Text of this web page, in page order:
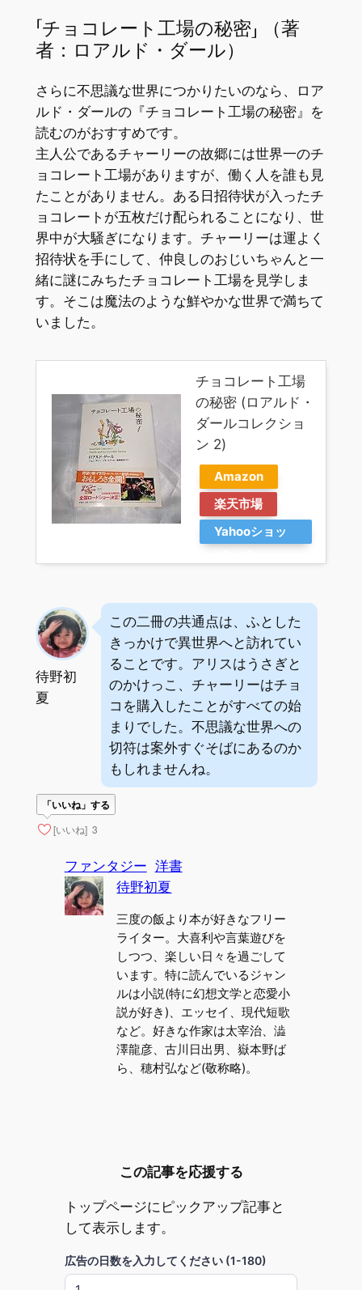
「チョコレート工場の秘密」 （著
者：ロアルド・ダール）
さらに不思議な世界につかりたいのなら、ロア
ルド・ダールの『チョコレート工場の秘密』を
読むのがおすすめです。
主人公であるチャーリーの故郷には世界一のチ
ョコレート工場がありますが、働く人を誰も見
たことがありません。ある日招待状が入ったチ
ョコレートが五枚だけ配られることになり、世
界中が大騒ぎになります。チャーリーは運よく
招待状を手にして、仲良しのおじいちゃんと一
緒に謎にみちたチョコレート工場を見学しま
す。そこは魔法のような鮮やかな世界で満ちて
いました。
チョコレート工場
の秘密 (ロアルド・
ダールコレクショ
ン 2)
Amazon
楽天市場
Yahooショッ
待野初
夏
この二冊の共通点は、ふとした
きっかけで異世界へと訪れてい
ることです。アリスはうさぎと
のかけっこ、チャーリーはチョ
コを購入したことがすべての始
まりでした。不思議な世界への
切符は案外すぐそばにあるのか
もしれませんね。
「いいね」する
[いいね] 3
ファンタジー 洋書
待野初夏
三度の飯より本が好きなフリー
ライター。大喜利や言葉遊びを
しつつ、楽しい日々を過ごして
います。特に読んでいるジャン
ルは小説(特に幻想文学と恋愛小
説が好き)、エッセイ、現代短歌
など。好きな作家は太宰治、澁
澤龍彦、古川日出男、嶽本野ば
ら、穂村弘など(敬称略)。
この記事を応援する
トップページにピックアップ記事と
して表示します。
広告の日数を入力してください (1-180)